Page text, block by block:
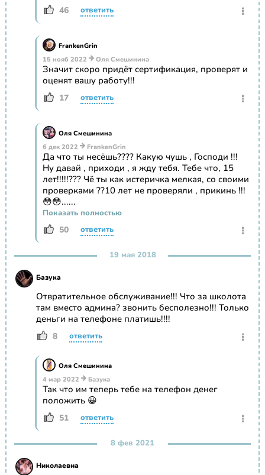
46 ответить
FrankenGrin
15 нояб 2022
Оля Смешинина
Значит скоро придёт сертификация, проверят и
оценят вашу работу!!!
17 ответить
Оля Смешинина
6 дек 2022
FrankenGrin
Да что ты несёшь???? Какую чушь , Господи !!!
Ну давай , приходи , я жду тебя. Тебе что, 15
лет!!!!!??? Чё ты как истеричка мелкая, со своими
проверками ??10 лет не проверяли , прикинь !!!
😳😳......
Показать полностью
50 ответить
19 мая 2018
Базука
Отвратительное обслуживание!!! Что за школота
там вместо админа? звонить бесполезно!!! Только
деньги на телефоне платишь!!!!
8 ответить
Оля Смешинина
4 мар 2022
Базука
Так что им теперь тебе на телефон денег
положить 😀
51 ответить
8 фев 2021
Николаевна